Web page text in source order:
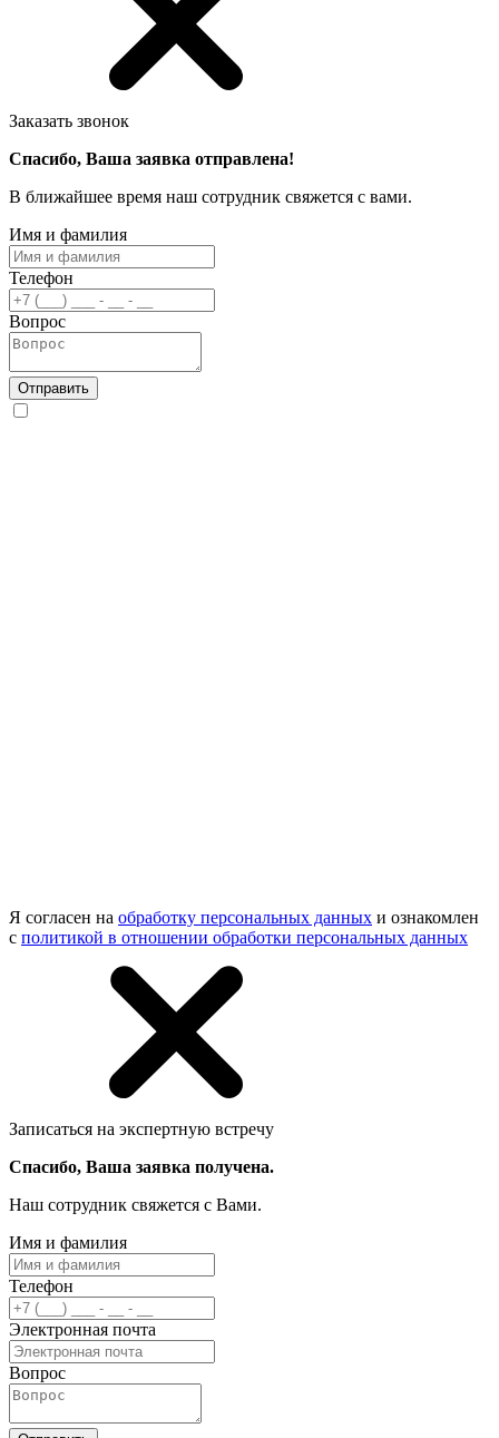
Заказать звонок
Спасибо, Ваша заявка отправлена!
В ближайшее время наш сотрудник свяжется с вами.
Имя и фамилия
Телефон
Вопрос
Отправить
Я согласен на обработку персональных данных и ознакомлен
с политикой в отношении обработки персональных данных
Записаться на экспертную встречу
Спасибо, Ваша заявка получена.
Наш сотрудник свяжется с Вами.
Имя и фамилия
Телефон
Электронная почта
Вопрос